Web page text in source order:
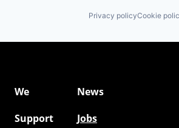
Privacy policyCookie
We
News
Support
Jobs